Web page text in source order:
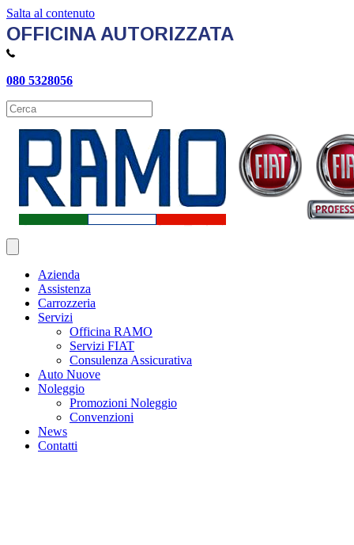
Salta al contenuto
OFFICINA AUTORIZZATA
080 5328056
Azienda
Assistenza
Carrozzeria
Servizi
Officina RAMO
Servizi FIAT
Consulenza Assicurativa
Auto Nuove
Noleggio
Promozioni Noleggio
Convenzioni
News
Contatti